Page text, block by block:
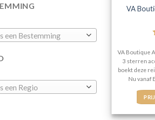
een Bestemming
een Regio
VA
VA Boutique
3 sterren
boekt deze
Nu vanaf